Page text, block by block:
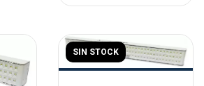
SIN STOCK